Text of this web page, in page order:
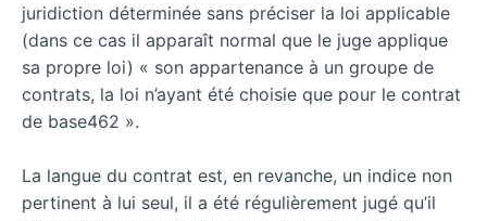
juridiction déterminée sans préciser la loi applicable
(dans ce cas il apparaît normal que le juge applique
sa propre loi) « son appartenance à un groupe de
contrats, la loi n’ayant été choisie que pour le contrat
de base462 ».
La langue du contrat est, en revanche, un indice non
pertinent à lui seul, il a été régulièrement jugé qu’il